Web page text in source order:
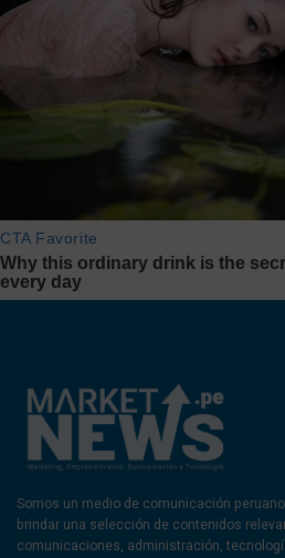
Somos un medio de comunicación
brindar una selección de contenidos
comunicaciones, administración,